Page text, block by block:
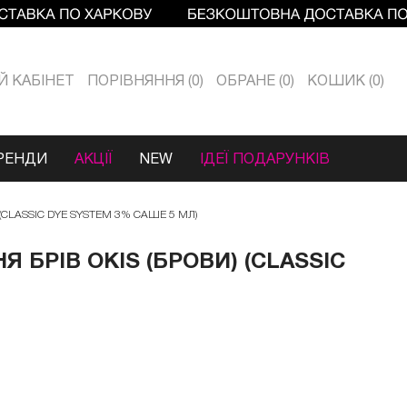
КАБIНЕТ ПОРІВНЯННЯ 0 ОБРАНЕ 0 КОШИК 0
АКЦІЇ NEW ІДЕЇ ПОДАРУНКІВ
DYE SYSTEM 3% САШЕ 5 МЛ)
OKIS (БРОВИ) (CLASSIC